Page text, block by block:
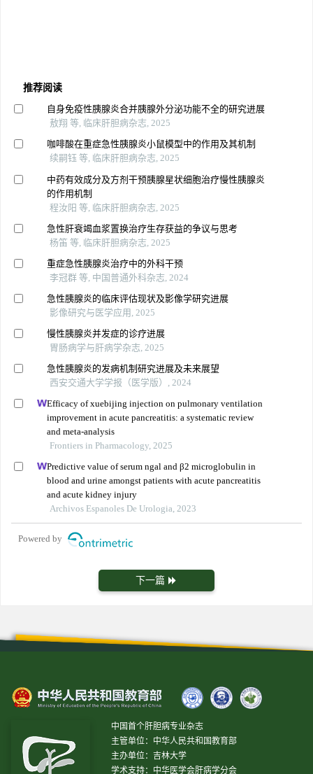
推荐阅读
自身免疫性胰腺炎合并胰腺外分泌功能不全的研究进展
敖翔 等, 临床肝胆病杂志, 2025
咖啡酸在重症急性胰腺炎小鼠模型中的作用及其机制
续嗣钰 等, 临床肝胆病杂志, 2025
中药有效成分及方剂干预胰腺星状细胞治疗慢性胰腺炎
的作用机制
程汝阳 等, 临床肝胆病杂志, 2025
急性肝衰竭血浆置换治疗生存获益的争议与思考
杨笛 等, 临床肝胆病杂志, 2025
重症急性胰腺炎治疗中的外科干预
李冠群 等, 中国普通外科杂志, 2024
急性胰腺炎的临床评估现状及影像学研究进展
影像研究与医学应用, 2025
慢性胰腺炎并发症的诊疗进展
胃肠病学与肝病学杂志, 2025
急性胰腺炎的发病机制研究进展及未来展望
西安交通大学学报（医学版）, 2024
Efficacy of xuebijing injection on pulmonary ventilation
improvement in acute pancreatitis: a systematic review
and meta-analysis
Frontiers in Pharmacology, 2025
Predictive value of serum ngal and β2 microglobulin in
blood and urine amongst patients with acute pancreatitis
and acute kidney injury
Archivos Espanoles De Urologia, 2023
Powered by
下一篇
中国首个肝胆病专业杂志
主管单位：中华人民共和国教育部
主办单位：吉林大学
学术支持：中华医学会肝病学分会